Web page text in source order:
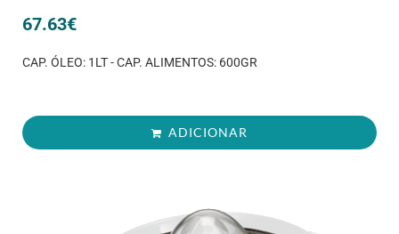
67.63€
CAP. ÓLEO: 1LT - CAP. ALIMENTOS: 600GR
ADICIONAR